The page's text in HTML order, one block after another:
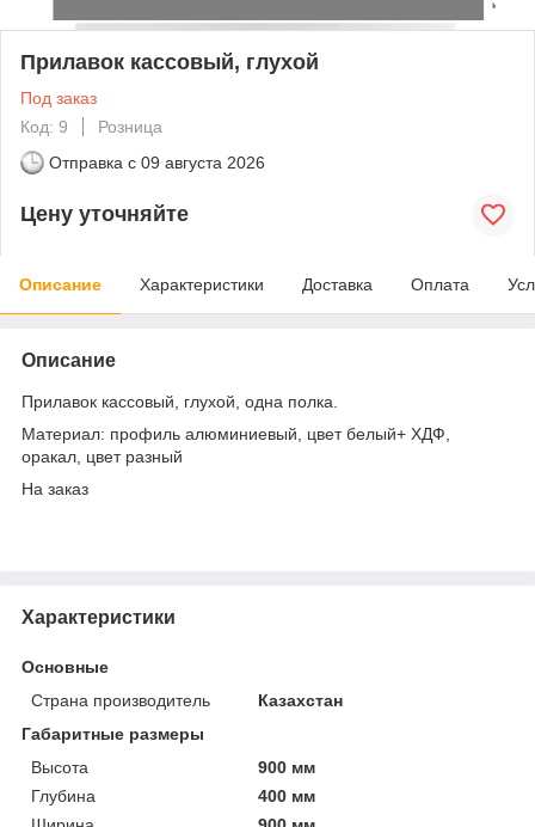
Прилавок кассовый, глухой
Под заказ
Код: 9
Розница
Отправка с 09 августа 2026
Цену уточняйте
Описание Характеристики Доставка Оплата
Описание
Прилавок кассовый, глухой, одна полка.
Материал: профиль алюминиевый, цвет белый+ ХДФ,
оракал, цвет разный
На заказ
Характеристики
Основные
Страна производитель
Казахстан
Габаритные размеры
Высота
900 мм
Глубина
400 мм